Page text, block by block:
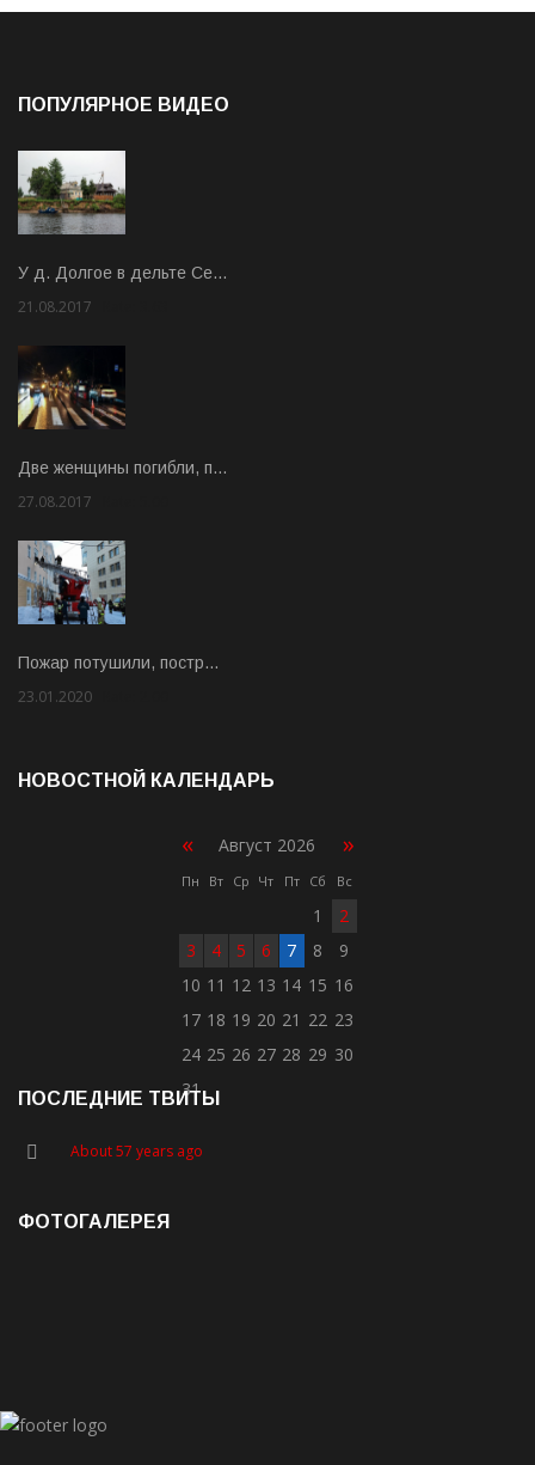
ПОПУЛЯРНОЕ ВИДЕО
У д. Долгое в дельте Се…
21.08.2017
Две женщины погибли, п…
27.08.2017
Пожар потушили, постр…
23.01.2020
НОВОСТНОЙ КАЛЕНДАРЬ
« Август 2026 »
Пн Вт Ср Чт Пт Сб Вс
1
2
3
4 5 6 7 8
9
10 11 12 13 14 15 16
17 18 19 20 21 22 23
24 25 26 27 28 29 30
31
ПОСЛЕДНИЕ ТВИТЫ
About 57 years ago
ФОТОГАЛЕРЕЯ